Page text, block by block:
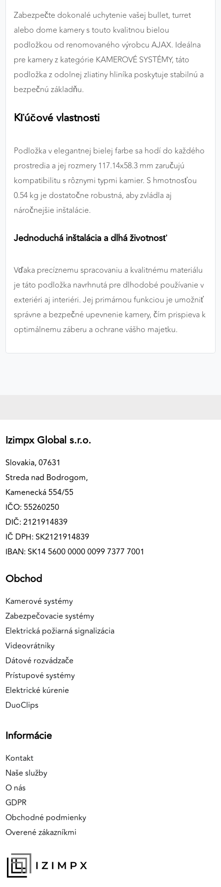
Zabezpečte dokonalé uchytenie vašej bullet, turret
alebo dome kamery s touto kvalitnou bielou
podložkou od renomovaného výrobcu AJAX. Ideálna
pre kamery z kategórie KAMEROVÉ SYSTÉMY, táto
podložka z odolnej zliatiny hliníka poskytuje stabilnú a
bezpečnú základňu.
Kľúčové vlastnosti
Podložka v elegantnej bielej farbe sa hodí do každého
prostredia a jej rozmery 117.14x58.3 mm zaručujú
kompatibilitu s rôznymi typmi kamier. S hmotnosťou
0.54 kg je dostatočne robustná, aby zvládla aj
náročnejšie inštalácie.
Jednoduchá inštalácia a dlhá životnosť
Vďaka precíznemu spracovaniu a kvalitnému materiálu
je táto podložka navrhnutá pre dlhodobé používanie v
exteriéri aj interiéri. Jej primárnou funkciou je umožniť
správne a bezpečné upevnenie kamery, čím prispieva k
optimálnemu záberu a ochrane vášho majetku.
Izimpx Global s.r.o.
Slovakia, 07631
Streda nad Bodrogom,
Kamenecká 554/55
IČO: 55260250
DIČ: 2121914839
IČ DPH: SK2121914839
IBAN: SK14 5600 0000 0099 7377 7001
Obchod
Kamerové systémy
Zabezpečovacie systémy
Elektrická požiarná signalizácia
Videovrátniky
Dátové rozvádzače
Prístupové systémy
Elektrické kúrenie
DuoClips
Informácie
Kontakt
Naše služby
O nás
GDPR
Obchodné podmienky
Overené zákazníkmi
Google Analytics
MARKETINGOVÉ COOKIES
správania používateľov naprieč webovými
našom webe aj v reklamných sieťach tretích strán.
Google Ads
Poskytovateľ: Google